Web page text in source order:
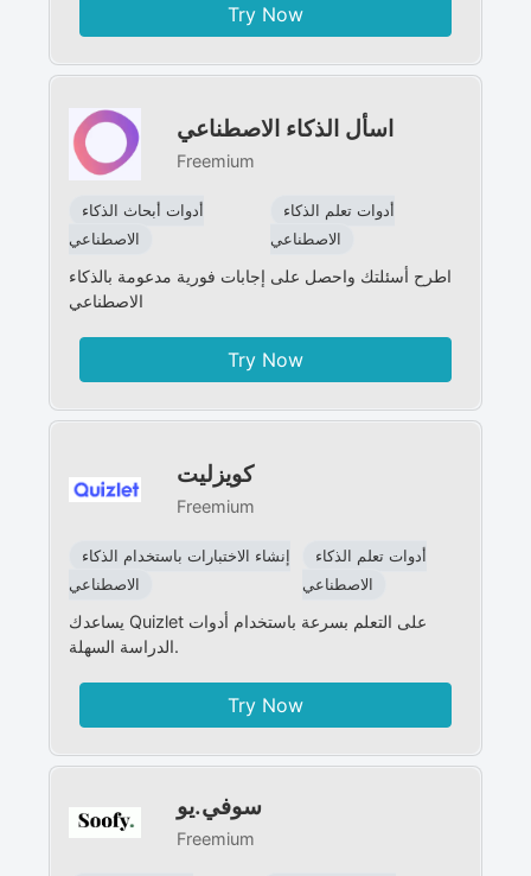
Try Now
اسأل الذكاء الاصطناعي
Freemium
أدوات أبحاث الذكاء
الاصطناعي
أدوات تعلم الذكاء
الاصطناعي
اطرح أسئلتك واحصل على إجابات فورية مدعومة بالذكاء
الاصطناعي
Try Now
كويزليت
Freemium
إنشاء الاختبارات باستخدام الذكاء
الاصطناعي
أدوات تعلم الذكاء
الاصطناعي
يساعدك Quizlet على التعلم بسرعة باستخدام أدوات
الدراسة السهلة.
Try Now
سوفي.يو
Freemium